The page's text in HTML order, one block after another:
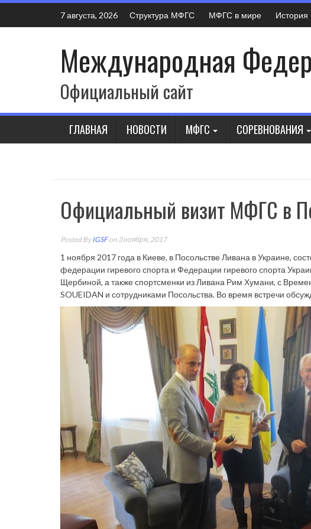
Skip
content
7 августа, 2026 Структура МФГС МФГС в мире История
Международная
Официальный сайт
ГЛАВНАЯ НОВОСТИ МФГС СОРЕВНОВАНИЯ
Официальный визит МФГС в
Posted ByIGSFon 3 ноября, 2017
1 ноября 2017 года в Киеве, в Посольстве Ливана в Украине,
федерации гиревого спорта и Федерации гиревого спорта
Щербиной, а также спортсменки из Ливана Рим Хумани, с
SOUEIDAN и сотрудниками Посольства. Во время встречи